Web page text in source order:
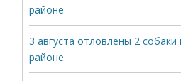
районе
3 августа отловлены 2
районе